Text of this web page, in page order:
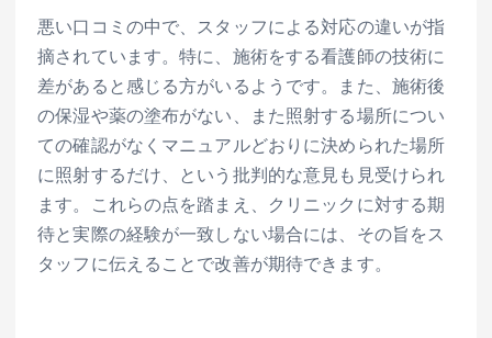
悪い口コミの中で、スタッフによる対応の違いが指
摘されています。特に、施術をする看護師の技術に
差があると感じる方がいるようです。また、施術後
の保湿や薬の塗布がない、また照射する場所につい
ての確認がなくマニュアルどおりに決められた場所
に照射するだけ、という批判的な意見も見受けられ
ます。これらの点を踏まえ、クリニックに対する期
待と実際の経験が一致しない場合には、その旨をス
タッフに伝えることで改善が期待できます。